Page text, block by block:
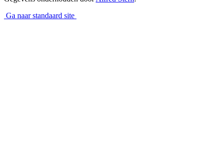
Ga naar standaard site